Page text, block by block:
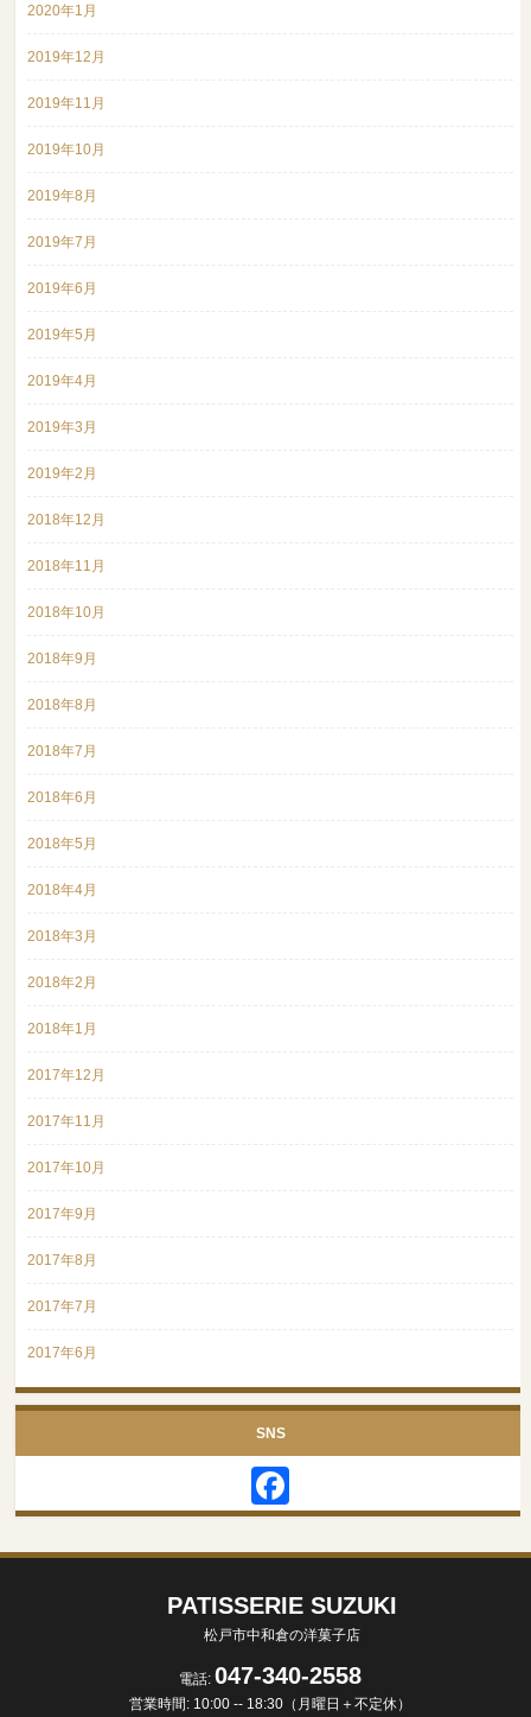
2020年1月
2019年12月
2019年11月
2019年10月
2019年8月
2019年7月
2019年6月
2019年5月
2019年4月
2019年3月
2019年2月
2018年12月
2018年11月
2018年10月
2018年9月
2018年8月
2018年7月
2018年6月
2018年5月
2018年4月
2018年3月
2018年2月
2018年1月
2017年12月
2017年11月
2017年10月
2017年9月
2017年8月
2017年7月
2017年6月
SNS
PATISSERIE SUZUKI
松戸市中和倉の洋菓子店
電話: 047-340-2558
営業時間: 10:00 -- 18:30（月曜日＋不定休）